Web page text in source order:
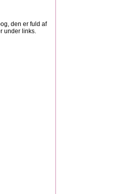
den er fuld af
under links.